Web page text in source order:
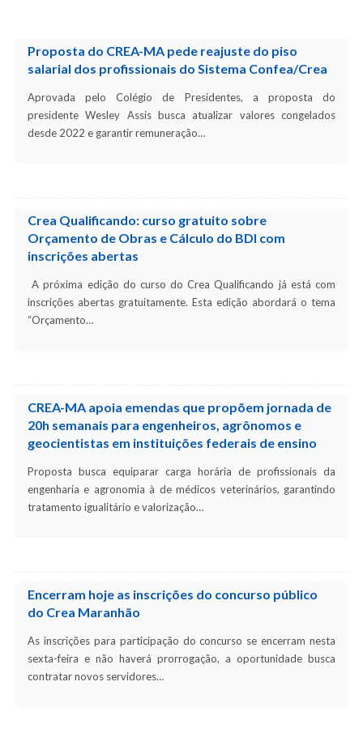
Proposta do CREA-MA pede reajuste do piso
salarial dos profissionais do Sistema Confea/Crea
Aprovada pelo Colégio de Presidentes, a proposta do
presidente Wesley Assis busca atualizar valores congelados
desde 2022 e garantir remuneração…
Crea Qualificando: curso gratuito sobre
Orçamento de Obras e Cálculo do BDI com
inscrições abertas
A próxima edição do curso do Crea Qualificando já está com
inscrições abertas gratuitamente. Esta edição abordará o tema
“Orçamento…
CREA-MA apoia emendas que propõem jornada de
20h semanais para engenheiros, agrônomos e
geocientistas em instituições federais de ensino
Proposta busca equiparar carga horária de profissionais da
engenharia e agronomia à de médicos veterinários, garantindo
tratamento igualitário e valorização…
Encerram hoje as inscrições do concurso público
do Crea Maranhão
As inscrições para participação do concurso se encerram nesta
sexta-feira e não haverá prorrogação, a oportunidade busca
contratar novos servidores…